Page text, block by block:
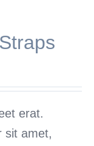
erat.
sit amet,